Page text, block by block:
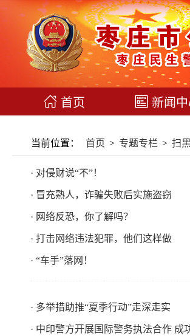
首页 新闻
当前位置： 首页 > 专题专栏 > 扫
· 对侵财说“不”！
· 冒充熟人，诈骗失败后实施盗窃 ​
· 网络反恐，你了解吗？ ​
· 打击网络违法犯罪，他们这样做 ​
· “车手”落网！ ​
· 多举措助推“夏季行动”走深走实 ​
· 中印警方开展国际警务执法合作